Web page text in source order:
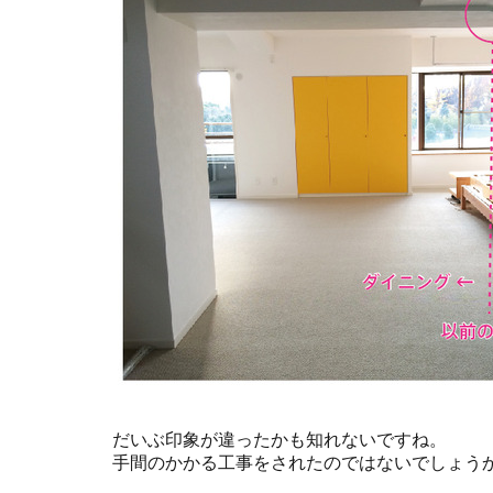
だいぶ印象が違ったかも知れないですね。
手間のかかる工事をされたのではないでしょう